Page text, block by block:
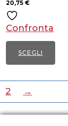
essere
scelte
nella
pagina
del
20,75 €
Confronta
SCEGLI
prodotto
ha
più
2 →